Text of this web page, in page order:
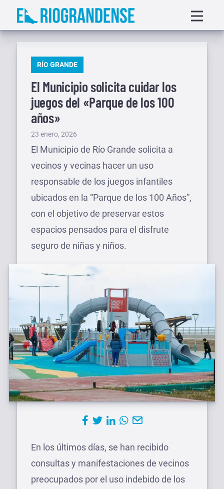
Saltar
menu
PUBLICADO
RÍO GRANDE
El Municipio solicita cuidar los
juegos del «Parque de los 100
años»
Publicado
el
23 enero, 2026
El Municipio de Río Grande solicita a
vecinos y vecinas hacer un uso
responsable de los juegos infantiles
ubicados en la “Parque de los 100 Años”,
con el objetivo de preservar estos
espacios pensados para el disfrute
seguro de niñas y niños.
En los últimos días, se han recibido
consultas y manifestaciones de vecinos
preocupados por el uso indebido de los